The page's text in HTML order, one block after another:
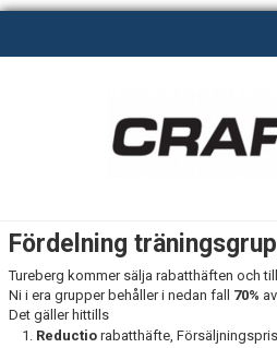
MEDLEM
MEDLEMSINFO
Fördelning
Tureberg kommer sälja rabatthäften och
Ni i era grupper behåller i nedan fall 70%
Det gäller hittills
Reductio rabatthäfte,